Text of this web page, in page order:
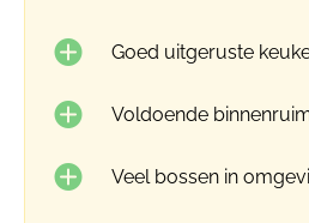
Goed uitgeruste
Voldoende
Veel bossen in